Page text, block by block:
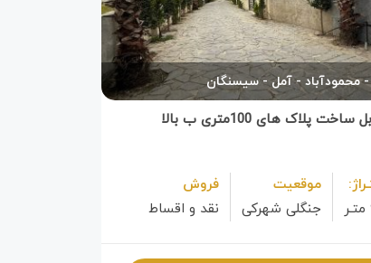
محمودآباد آمل سیسنگان
های 100متری ب بالا‌
موقعیت
جنگلی شهرکی
فروش
نقد و اقساط